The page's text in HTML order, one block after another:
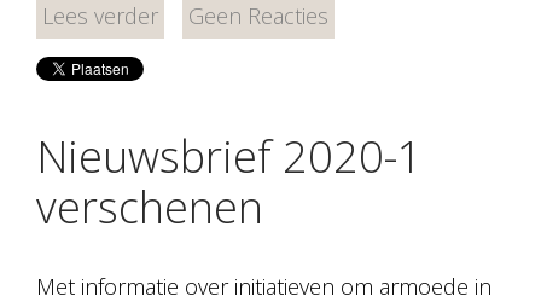
Lees verder
Geen Reacties
Nieuwsbrief 2020-1
verschenen
Met informatie over initiatieven om armoede in